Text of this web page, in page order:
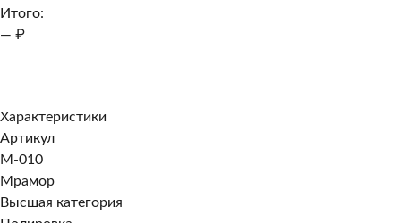
Итого:
— ₽
Характеристики
Артикул
M-010
Мрамор
Высшая категория